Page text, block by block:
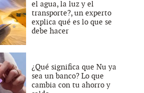
el agua, la luz y el
transporte?, un experto
explica qué es lo que se
debe hacer
¿Qué significa que Nu ya
sea un banco? Lo que
cambia con tu ahorro y